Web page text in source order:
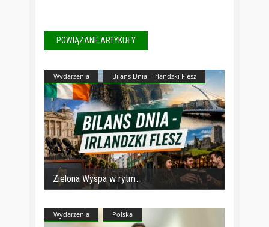
POWIĄZANE ARTYKUŁY
Wydarzenia Bilans Dnia - Irlandzki Flesz
Zielona Wyspa w rytm
Wydarzenia Polska